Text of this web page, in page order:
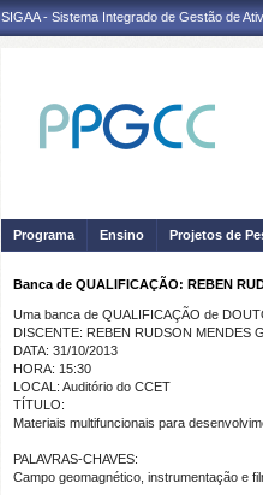
SIGAA - Sistema Integrado de Gestão de
Programa Ensino Projetos de
Banca de QUALIFICAÇÃO: REBEN
Uma banca de QUALIFICAÇÃO de
DISCENTE: REBEN RUDSON MENDES
DATA: 31/10/2013
HORA: 15:30
LOCAL: Auditório do CCET
TÍTULO:
Materiais multifuncionais para
PALAVRAS-CHAVES:
Campo geomagnético, instrumentação e